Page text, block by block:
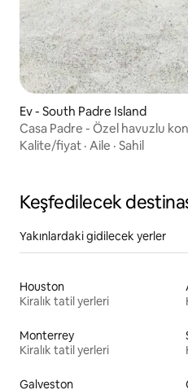
Ev - South Padre Island
Casa Padre - Özel havuzlu
Kalite/fiyat · Aile · Sahil
Keşfedilecek
Yakınlardaki gidilecek yerler
Houston
Kiralık tatil yerleri
Monterrey
Kiralık tatil yerleri
Galveston